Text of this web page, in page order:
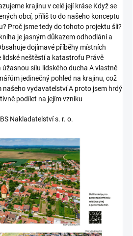
krajinu v celé její kráse Když se
obcí, příliš to do našeho konceptu
Proč jsme tedy do tohoto projektu šli?
je jasným důkazem odhodlání a
dojímavé příběhy místních
lidské neštěstí a katastrofu Právě
úžasnou sílu lidského ducha A vlastně
jedinečný pohled na krajinu, což
našeho vydavatelství A proto jsem hrdý
podílet na jejím vzniku
Nakladatelství s. r. o.